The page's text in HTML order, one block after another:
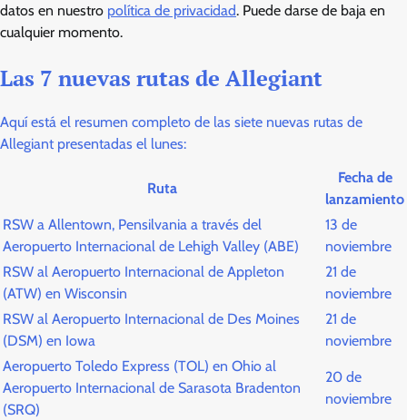
datos en nuestro política de privacidad. Puede darse de baja en
cualquier momento.
Las 7 nuevas rutas de Allegiant
Aquí está el resumen completo de las siete nuevas rutas de
Allegiant presentadas el lunes:
Ruta
Fecha de
lanzamiento
RSW a Allentown, Pensilvania a través del
Aeropuerto Internacional de Lehigh Valley (ABE)
13 de
noviembre
RSW al Aeropuerto Internacional de Appleton
(ATW) en Wisconsin
21 de
noviembre
RSW al Aeropuerto Internacional de Des Moines
(DSM) en Iowa
21 de
noviembre
Aeropuerto Toledo Express (TOL) en Ohio al
Aeropuerto Internacional de Sarasota Bradenton
(SRQ)
20 de
noviembre